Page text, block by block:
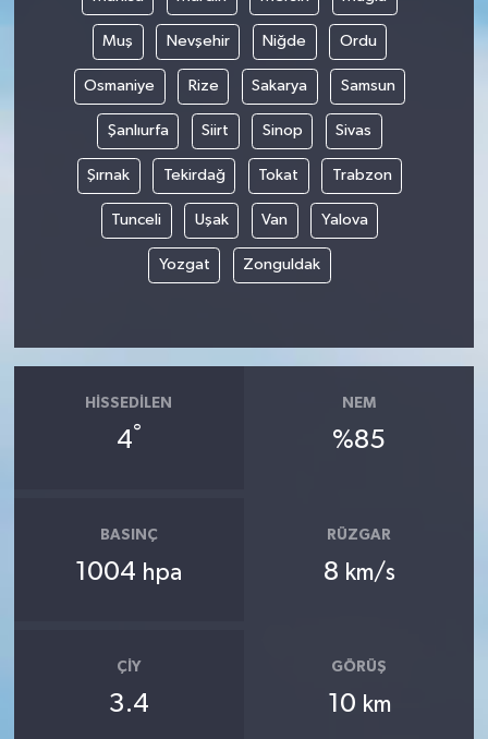
Muş Nevşehir Niğde Ordu
Osmaniye Rize Sakarya Samsun
Şanlıurfa Siirt Sinop Sivas
Şırnak Tekirdağ Tokat Trabzon
Tunceli Uşak Van Yalova
Yozgat Zonguldak
HISSEDILEN
4°
NEM
%85
BASINÇ
1004 hpa
RÜZGAR
8 km/s
ÇIY
3.4
GÖRÜŞ
10 km